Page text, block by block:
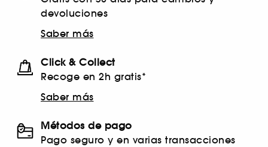
Ethylhexyl methoxycinnamate
Aluminum zirconium tetrachlorohydrex gly
Aluminum zirconium trichlorohydrate
Aluminum zirconium trichlorohydrex gly lot
Ethanolamine (ETA)
Monoethanolamine (MEA)
Triethanolamine (TEA)
Ethylenediaminetetraacetic Acid
Disodium EDTA
devoluciones
Saber más
Click & Collect
Recoge en 2h gratis*
Saber más
Métodos de pago
Pago seguro y en varias transacciones